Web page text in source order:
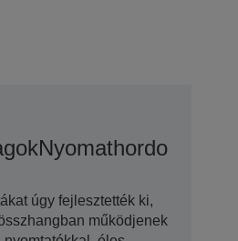
Nyomathordozó
úgy fejlesztették ki,
működjenek